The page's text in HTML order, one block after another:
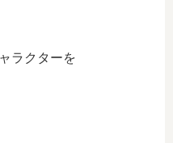
ラクターを